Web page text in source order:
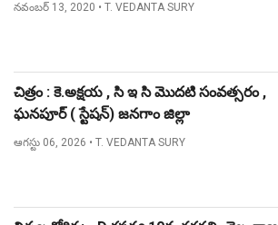
నవంబర్ 13, 2020 • T. VEDANTA SURY
చిత్రం : కె.అక్షయ , సి ఇ సి మొదటి సంవత్సరం ,
ఘనపూర్ ( స్టేషన్) జనగాం జిల్లా
ఆగస్టు 06, 2026 • T. VEDANTA SURY